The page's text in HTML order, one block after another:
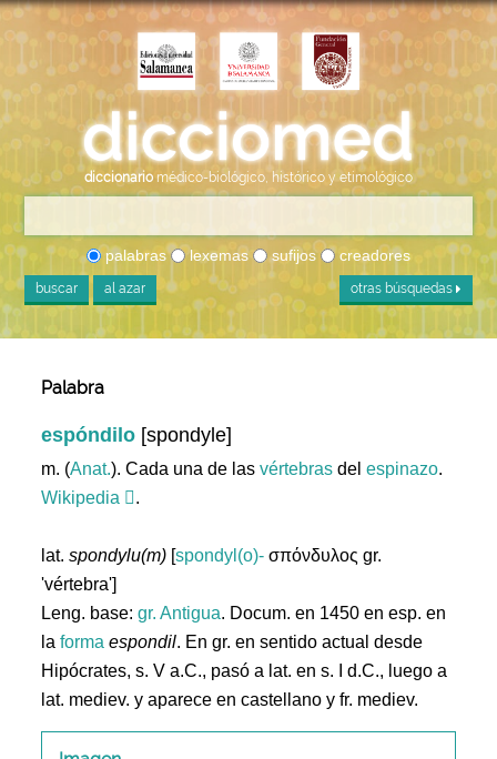
diccionario médico-biológico, histórico y etimológico
palabras lexemas sufijos creadores
buscar al azar otras búsquedas
Palabra
espóndilo [spondyle]
m. (Anat.). Cada una de lasvértebras delespinazo.
Wikipedia
.
lat.spondylu(m) [spondyl(o)- σπόνδυλος gr.
'vértebra']
Leng. base:gr. Antigua. Docum. en 1450 en esp. en
laforma espondil. En gr. en sentido actual desde
Hipócrates, s. V a.C., pasó a lat. en s. I d.C., luego a
lat. mediev. y aparece en castellano y fr. mediev.